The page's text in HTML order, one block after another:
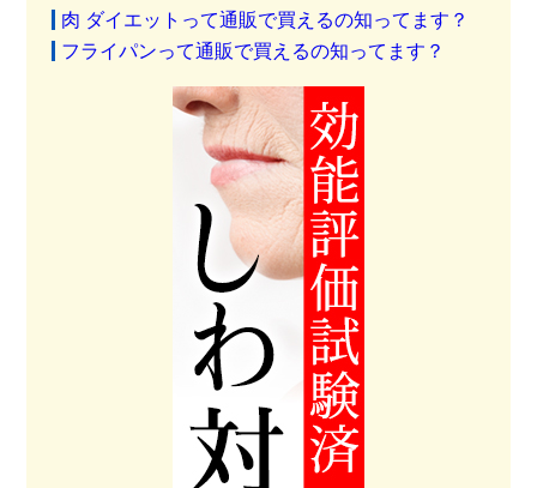
肉 ダイエットって通販で買えるの知ってます？
フライパンって通販で買えるの知ってます？